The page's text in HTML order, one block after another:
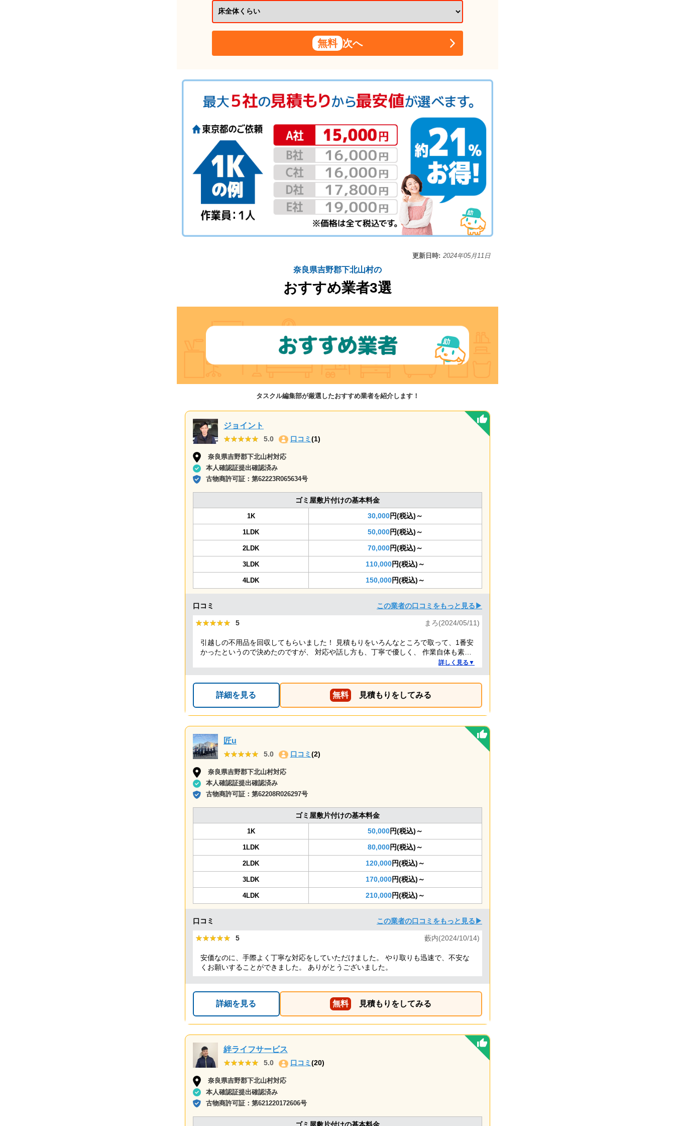
無料 次へ
更新日時: 2024年05月11日
奈良県吉野郡下北山村の
おすすめ業者3選
タスクル編集部が厳選したおすすめ業者を紹介します！
ジョイント
★★★★★
★★★★★ 5.0 口コミ (1)
奈良県吉野郡下北山村対応
本人確認証提出確認済み
古物商許可証： 第62223R065634号
ゴミ屋敷片付けの基本料金
1K 30,000円(税込)～
1LDK 50,000円(税込)～
2LDK 70,000円(税込)～
3LDK 110,000円(税込)～
4LDK 150,000円(税込)～
口コミ この業者の口コミをもっと見る▶
★★★★★
★★★★★ 5 まろ(2024/05/11)
引越しの不用品を回収してもらいました！ 見積もりをいろんなところで取って、1番安
かったというので決めたのですが、 対応や話し方も、丁寧で優しく、 作業自体も素早
詳しく見る▼
詳細を見る 無料 見積もりをしてみる
匠u
★★★★★
★★★★★ 5.0 口コミ (2)
奈良県吉野郡下北山村対応
本人確認証提出確認済み
古物商許可証： 第62208R026297号
ゴミ屋敷片付けの基本料金
1K 50,000円(税込)～
1LDK 80,000円(税込)～
2LDK 120,000円(税込)～
3LDK 170,000円(税込)～
4LDK 210,000円(税込)～
口コミ この業者の口コミをもっと見る▶
★★★★★
★★★★★ 5 藪内(2024/10/14)
安価なのに、手際よく丁寧な対応をしていただけました。 やり取りも迅速で、不安な
くお願いすることができました。 ありがとうございました。
詳細を見る 無料 見積もりをしてみる
絆ライフサービス
★★★★★
★★★★★ 5.0 口コミ(20)
奈良県吉野郡下北山村対応
本人確認証提出確認済み
古物商許可証： 第621220172606号
ゴミ屋敷片付けの基本料金